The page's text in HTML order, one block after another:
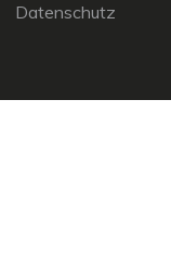
Datenschutz